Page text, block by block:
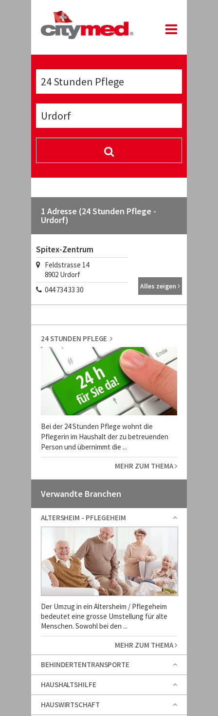
1 Adresse (24 Stunden Pflege -
Urdorf)
Spitex-Zentrum
Feldstrasse 14
8902 Urdorf
044 734 33 30
Alles zeigen
24 STUNDEN PFLEGE
Bei der 24 Stunden Pflege wohnt die
Pflegerin im Haushalt der zu betreuenden
Person und übernimmt die ...
MEHR ZUM THEMA
Verwandte Branchen
ALTERSHEIM - PFLEGEHEIM
Der Umzug in ein Altersheim / Pflegeheim
bedeutet eine grosse Umstellung für alte
Menschen. Sowohl bei den ...
MEHR ZUM THEMA
BEHINDERTENTRANSPORTE
HAUSHALTSHILFE
HAUSWIRTSCHAFT